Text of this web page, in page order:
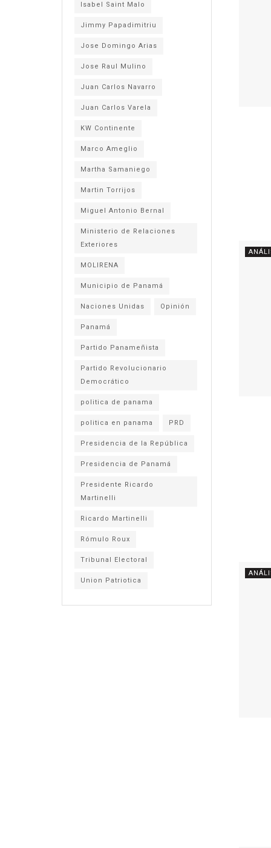
Isabel Saint Malo
Jimmy Papadimitriu
Jose Domingo Arias
Jose Raul Mulino
Juan Carlos Navarro
Juan Carlos Varela
KW Continente
Marco Ameglio
Martha Samaniego
Martin Torrijos
Miguel Antonio Bernal
Ministerio de Relaciones
Exteriores
MOLIRENA
Municipio de Panamá
Naciones Unidas Opinión
Panamá
Partido Panameñista
Partido Revolucionario
Democrático
politica de panama
politica en panama PRD
Presidencia de la República
Presidencia de Panamá
Presidente Ricardo
Martinelli
Ricardo Martinelli
Rómulo Roux
Tribunal Electoral
Union Patriotica